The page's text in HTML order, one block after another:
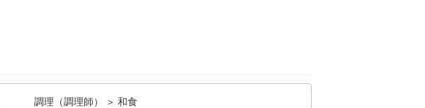
調理（調理師） ＞ 和食